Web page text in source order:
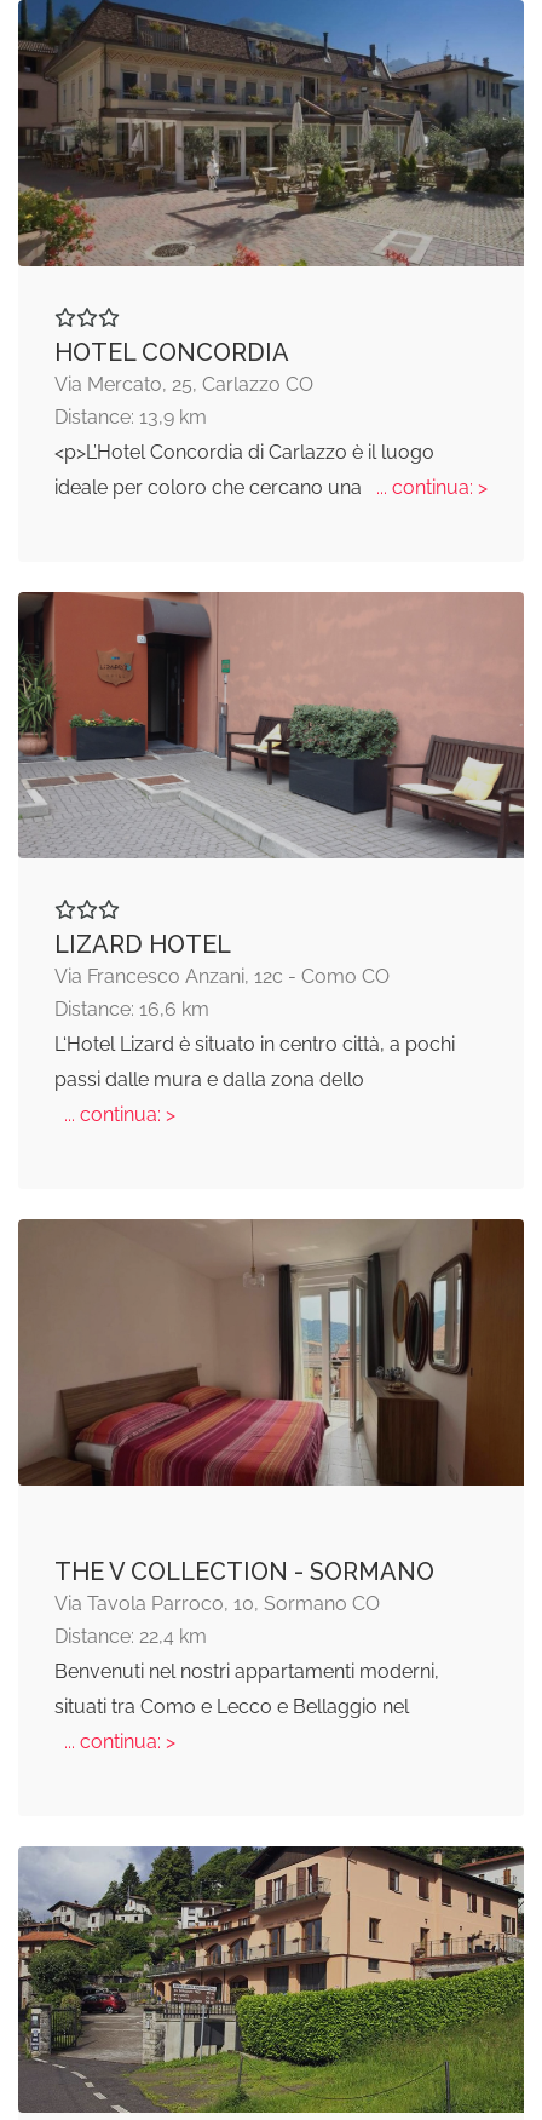
HOTEL CONCORDIA
Via Mercato, 25, Carlazzo CO
Distance: 13,9 km
<p>L’Hotel Concordia di Carlazzo è il luogo
ideale per coloro che cercano una
... continua: >
LIZARD HOTEL
Via Francesco Anzani, 12c - Como CO
Distance: 16,6 km
L‘Hotel Lizard è situato in centro città, a pochi
passi dalle mura e dalla zona dello
... continua: >
THE V COLLECTION - SORMANO
Via Tavola Parroco, 10, Sormano CO
Distance: 22,4 km
Benvenuti nel nostri appartamenti moderni,
situati tra Como e Lecco e Bellaggio nel
... continua: >